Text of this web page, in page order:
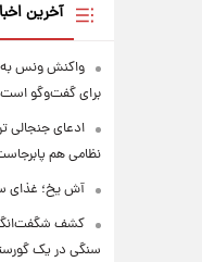
آخرین
واکنش ونس به
برای گفت‌وگو است
ادعای جنجالی
نظامی هم
آش یخ؛ غذای
کشف
سنگی در یک